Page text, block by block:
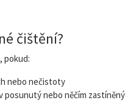
čištění?
pokud:
nebo nečistoty
posunutý nebo něčím zastíněný